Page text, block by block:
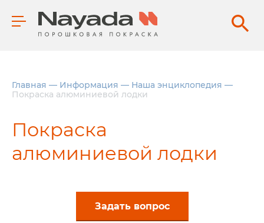
Главная — Информация — Наша энциклопедия —
Покраска алюминиевой лодки
Покраска
алюминиевой лодки
Задать вопрос